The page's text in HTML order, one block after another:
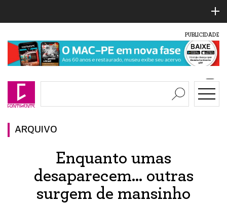
PUBLICIDADE
ARQUIVO
Enquanto umas
desaparecem... outras
surgem de mansinho